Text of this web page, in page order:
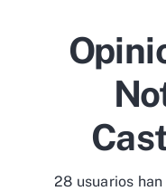
28 usuarios